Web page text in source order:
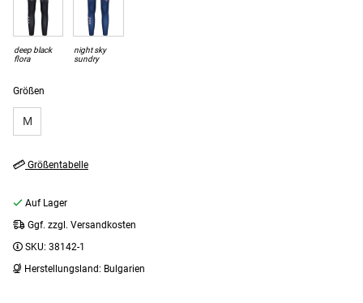
Größen
M
deep black
flora
night sky
sundry
Größentabelle
Auf Lager
Ggf. zzgl. Versandkosten
SKU: 38142-1
Herstellungsland: Bulgarien